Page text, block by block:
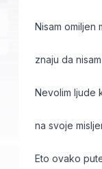
Nisam omiljen
znaju da
Nevolim ljude
na svoje
Eto ovako